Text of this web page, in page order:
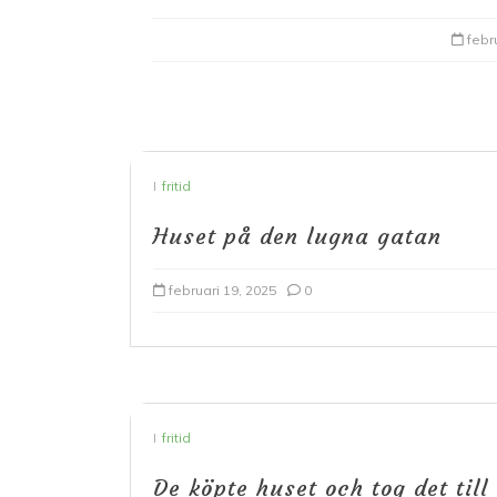
I fritid
Huset på den lugna gatan
februari 19, 2025 0
I fritid
De köpte huset och tog det till
I KL-trä Limträ Miljö Trä Vetenskap
KL-trä,
siffrorna faktiskt visar